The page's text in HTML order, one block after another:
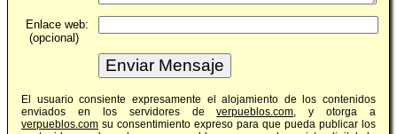
Enlace web:
(opcional)
El usuario consiente expresamente el alojamiento de los contenidos
enviados en los servidores deverpueblos.com, y otorga a
verpueblos.com su consentimiento expreso para que pueda publicar los